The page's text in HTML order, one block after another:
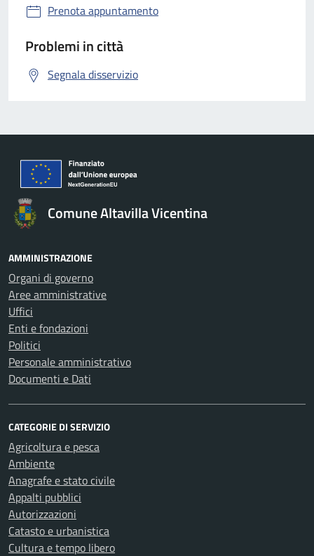
Prenota appuntamento
Problemi in città
Segnala disservizio
Comune Altavilla Vicentina
AMMINISTRAZIONE
Organi di governo
Aree amministrative
Uffici
Enti e fondazioni
Politici
Personale amministrativo
Documenti e Dati
CATEGORIE DI SERVIZIO
Agricoltura e pesca
Ambiente
Anagrafe e stato civile
Appalti pubblici
Autorizzazioni
Catasto e urbanistica
Cultura e tempo libero